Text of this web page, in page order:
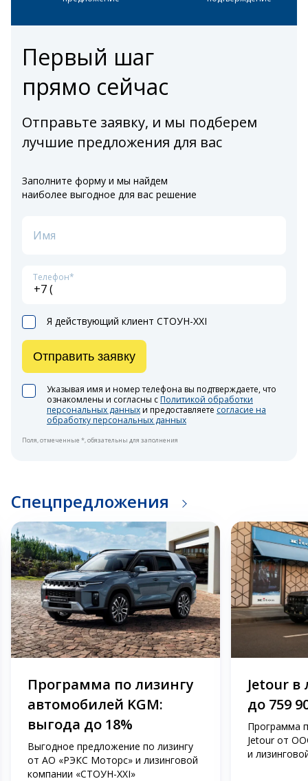
Первый шаг
прямо сейчас
Отправьте заявку, и мы подберем
лучшие предложения для вас
Заполните форму и мы найдем
наиболее выгодное для вас решение
Имя
Телефон*
Я действующий клиент СТОУН-XXI
Указывая имя и номер телефона вы подтверждаете, что
ознакомлены и согласны с Политикой обработки
персональных данныхи предоставляете согласие на
обработку персональных данных
Отправить заявку
Поля, отмеченные *, обязательны для заполнения
Спецпредложения
Программа по лизингу
автомобилей KGM:
выгода до 18%
Выгодное предложение по лизингу
от АО «РЭКС Моторс» и лизинговой
компании «СТОУН-ХХI»
Jetour в
до 759
Программа
Jetour от
и